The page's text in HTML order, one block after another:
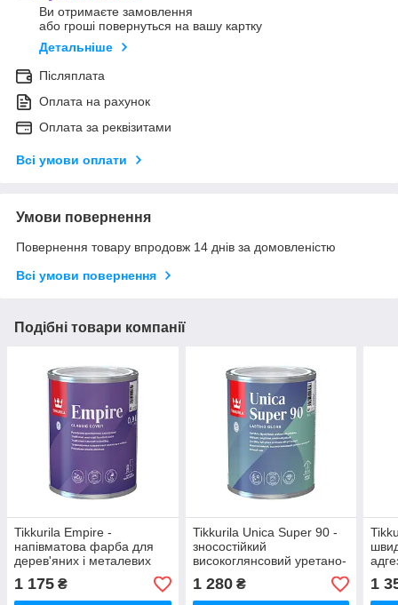
Ви отримаєте замовлення
або гроші повернуться на вашу картку
Детальніше
Післяплата
Оплата на рахунок
Оплата за реквізитами
Всі умови оплати
Умови повернення
Повернення товару впродовж 14 днів за домовленістю
Всі умови повернення
Подібні товари компанії
Tikkurila Empire -
напівматова фарба для
дерев'яних і металевих
меблів (База А), 0,9 л
1 175 ₴
Tikkurila Unica Super 90 -
зносостійкий
високоглянсовий уретано-
алкідний яхтний лак (База
EP), 0,9 л
1 280₴
АР),
1